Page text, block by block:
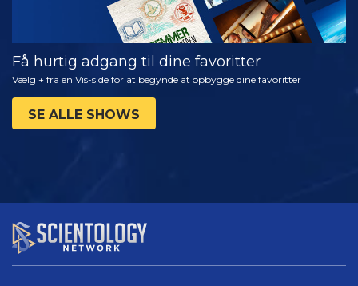
Få hurtig adgang til dine favoritter
Vælg + fra en Vis-side for at begynde at opbygge dine favoritter
SE ALLE SHOWS